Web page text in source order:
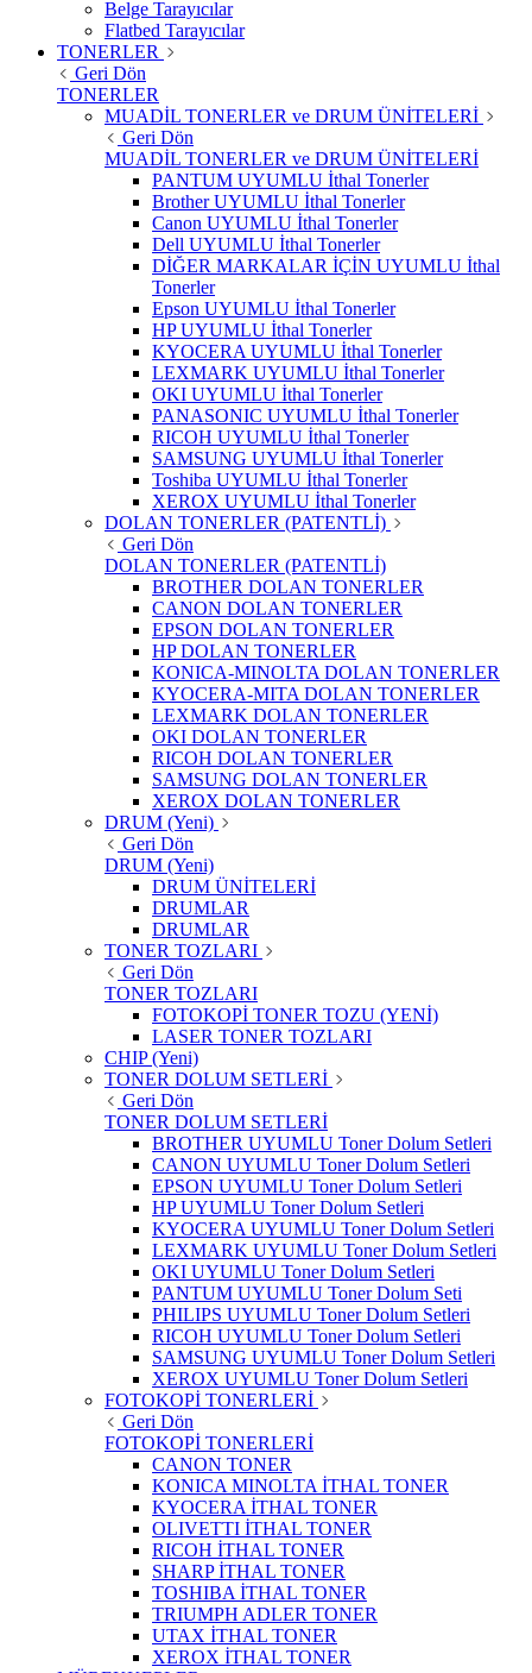
Belge Tarayıcılar
Flatbed Tarayıcılar
TONERLER
Geri Dön
TONERLER
MUADİL TONERLER ve DRUM ÜNİTELERİ
Geri Dön
MUADİL TONERLER ve DRUM ÜNİTELERİ
PANTUM UYUMLU İthal Tonerler
Brother UYUMLU İthal Tonerler
Canon UYUMLU İthal Tonerler
Dell UYUMLU İthal Tonerler
DİĞER MARKALAR İÇİN UYUMLU İthal
Tonerler
Epson UYUMLU İthal Tonerler
HP UYUMLU İthal Tonerler
KYOCERA UYUMLU İthal Tonerler
LEXMARK UYUMLU İthal Tonerler
OKI UYUMLU İthal Tonerler
PANASONIC UYUMLU İthal Tonerler
RICOH UYUMLU İthal Tonerler
SAMSUNG UYUMLU İthal Tonerler
Toshiba UYUMLU İthal Tonerler
XEROX UYUMLU İthal Tonerler
DOLAN TONERLER (PATENTLİ)
Geri Dön
DOLAN TONERLER (PATENTLİ)
BROTHER DOLAN TONERLER
CANON DOLAN TONERLER
EPSON DOLAN TONERLER
HP DOLAN TONERLER
KONICA-MINOLTA DOLAN TONERLER
KYOCERA-MITA DOLAN TONERLER
LEXMARK DOLAN TONERLER
OKI DOLAN TONERLER
RICOH DOLAN TONERLER
SAMSUNG DOLAN TONERLER
XEROX DOLAN TONERLER
DRUM (Yeni)
Geri Dön
DRUM (Yeni)
DRUM ÜNİTELERİ
DRUMLAR
DRUMLAR
TONER TOZLARI
Geri Dön
TONER TOZLARI
FOTOKOPİ TONER TOZU (YENİ)
LASER TONER TOZLARI
CHIP (Yeni)
TONER DOLUM SETLERİ
Geri Dön
TONER DOLUM SETLERİ
BROTHER UYUMLU Toner Dolum Setleri
CANON UYUMLU Toner Dolum Setleri
EPSON UYUMLU Toner Dolum Setleri
HP UYUMLU Toner Dolum Setleri
KYOCERA UYUMLU Toner Dolum Setleri
LEXMARK UYUMLU Toner Dolum Setleri
OKI UYUMLU Toner Dolum Setleri
PANTUM UYUMLU Toner Dolum Seti
PHILIPS UYUMLU Toner Dolum Setleri
RICOH UYUMLU Toner Dolum Setleri
SAMSUNG UYUMLU Toner Dolum Setleri
XEROX UYUMLU Toner Dolum Setleri
FOTOKOPİ TONERLERİ
Geri Dön
FOTOKOPİ TONERLERİ
CANON TONER
KONICA MINOLTA İTHAL TONER
KYOCERA İTHAL TONER
OLIVETTI İTHAL TONER
RICOH İTHAL TONER
SHARP İTHAL TONER
TOSHIBA İTHAL TONER
TRIUMPH ADLER TONER
UTAX İTHAL TONER
XEROX İTHAL TONER